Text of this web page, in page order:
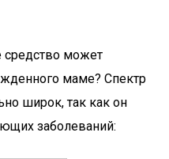
средство может
маме? Спектр
широк, так как он
заболеваний: